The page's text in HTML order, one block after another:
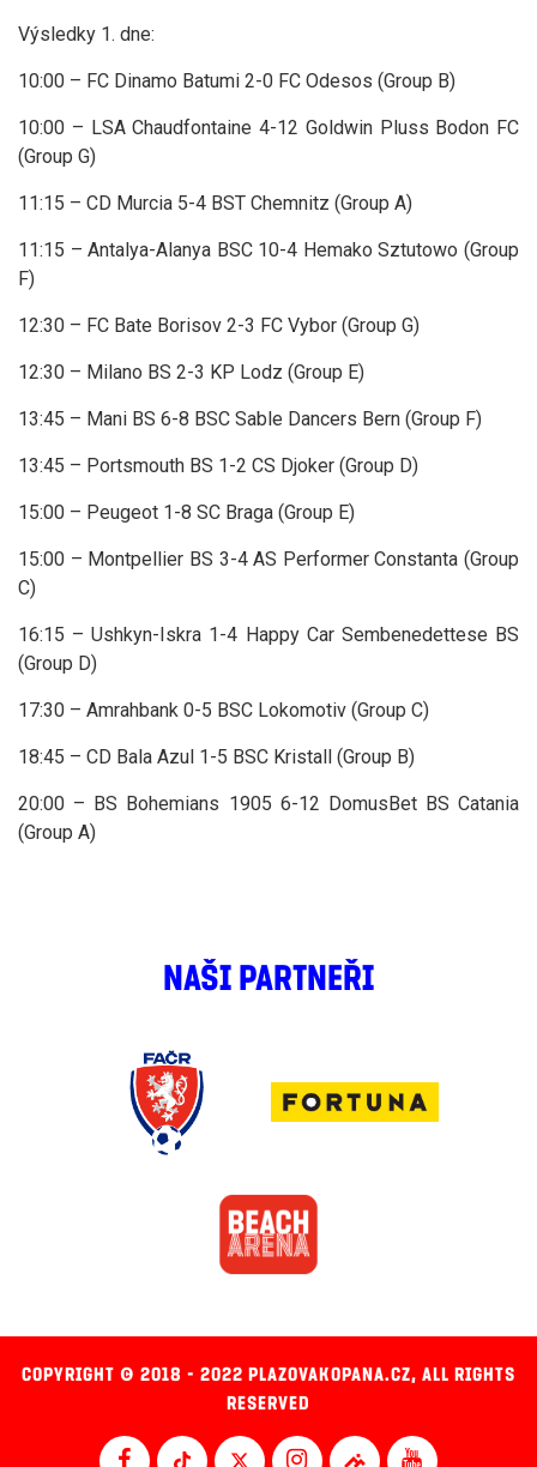
Výsledky 1. dne:
10:00 – FC Dinamo Batumi 2-0 FC Odesos (Group B)
10:00 – LSA Chaudfontaine 4-12 Goldwin Pluss Bodon FC
(Group G)
11:15 – CD Murcia 5-4 BST Chemnitz (Group A)
11:15 – Antalya-Alanya BSC 10-4 Hemako Sztutowo (Group
F)
12:30 – FC Bate Borisov 2-3 FC Vybor (Group G)
12:30 – Milano BS 2-3 KP Lodz (Group E)
13:45 – Mani BS 6-8 BSC Sable Dancers Bern (Group F)
13:45 – Portsmouth BS 1-2 CS Djoker (Group D)
15:00 – Peugeot 1-8 SC Braga (Group E)
15:00 – Montpellier BS 3-4 AS Performer Constanta (Group
C)
16:15 – Ushkyn-Iskra 1-4 Happy Car Sembenedettese BS
(Group D)
17:30 – Amrahbank 0-5 BSC Lokomotiv (Group C)
18:45 – CD Bala Azul 1-5 BSC Kristall (Group B)
20:00 – BS Bohemians 1905 6-12 DomusBet BS Catania
(Group A)
NAŠI PARTNEŘI
COPYRIGHT © 2018 - 2022 PLAZOVAKOPANA.CZ, ALL RIGHTS
RESERVED